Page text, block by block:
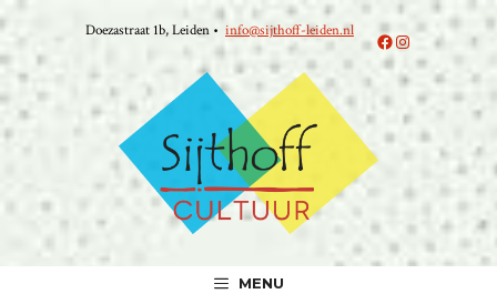
naar
de
inhoud
Doezastraat 1b, Leiden • info@sijthoff-leiden.nl Facebook
Instagram
MENU